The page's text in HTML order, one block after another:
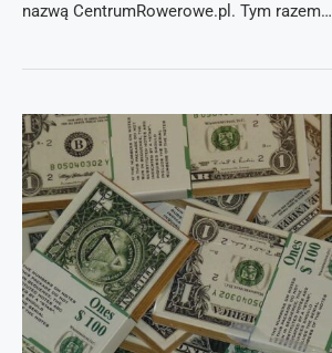
nazwą CentrumRowerowe.pl. Tym razem…